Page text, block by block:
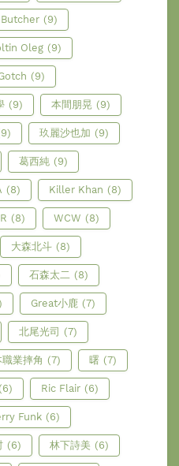
(9)
Oleg (9)
(9)
(9) 本間朋晃 (9)
玖麗沙也加 (9)
葛西純 (9)
(8) Killer Khan (8)
(8) WCW (8)
大森北斗 (8)
石森太二 (8)
Great小鹿 (7)
北尾光司 (7)
業摔角 (7) 曙 (7)
Ric Flair (6)
Funk (6)
(6) 林下詩美 (6)